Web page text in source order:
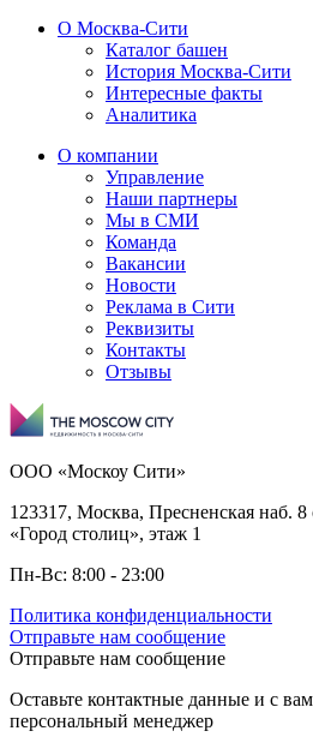
О Москва-Сити
Каталог башен
История Москва-Сити
Интересные факты
Аналитика
О компании
Управление
Наши партнеры
Мы в СМИ
Команда
Вакансии
Новости
Реклама в Сити
Реквизиты
Контакты
Отзывы
ООО «Москоу Сити»
123317, Москва, Пресненская наб. 8
«Город столиц», этаж 1
Пн-Вс: 8:00 - 23:00
Политика конфиденциальности
Отправьте нам сообщение
Отправьте нам сообщение
Оставьте контактные данные и с
персональный менеджер